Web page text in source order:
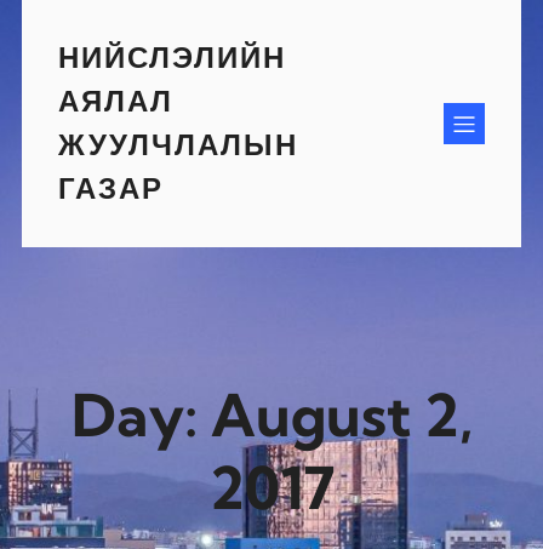
contentНИЙСЛЭЛИЙН
АЯЛАЛ
ЖУУЛЧЛАЛЫН
ГАЗАР
Day: August 2,
2017